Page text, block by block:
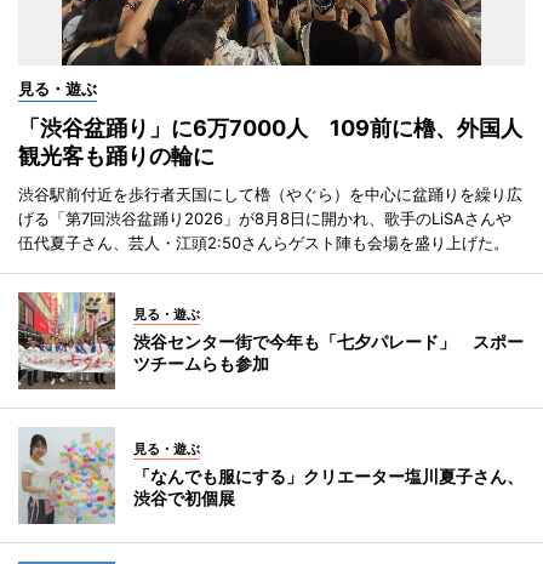
見る・遊ぶ
「渋谷盆踊り」に6万7000人 109前に櫓、外国人
観光客も踊りの輪に
渋谷駅前付近を歩行者天国にして櫓（やぐら）を中心に盆踊りを繰り広
げる「第7回渋谷盆踊り2026」が8月8日に開かれ、歌手のLiSAさんや
伍代夏子さん、芸人・江頭2:50さんらゲスト陣も会場を盛り上げた。
見る・遊ぶ
渋谷センター街で今年も「七夕パレード」 スポー
ツチームらも参加
見る・遊ぶ
「なんでも服にする」クリエーター塩川夏子さん、
渋谷で初個展